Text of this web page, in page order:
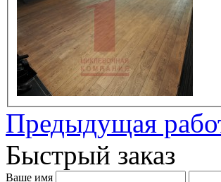
Предыдущая
Быстрый заказ
Ваше имя